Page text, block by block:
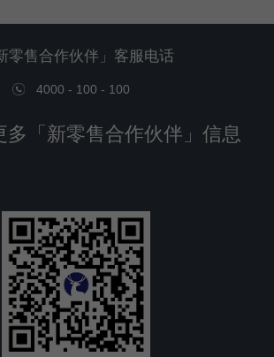
零售合作伙伴」客服电话
4000 - 100 - 100
多「新零售合作伙伴」信息